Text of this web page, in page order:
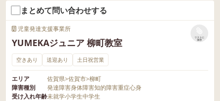
まとめて問い合わせする
児童発達支援事業所
YUMEKAジュニア 柳町教室
リストに
保存
空きあり 送迎あり 土日祝営業
エリア 佐賀県>佐賀市>柳町
障害種別
発達障害身体障害知的障害重症心身
受け入れ年齢未就学小学生中学生